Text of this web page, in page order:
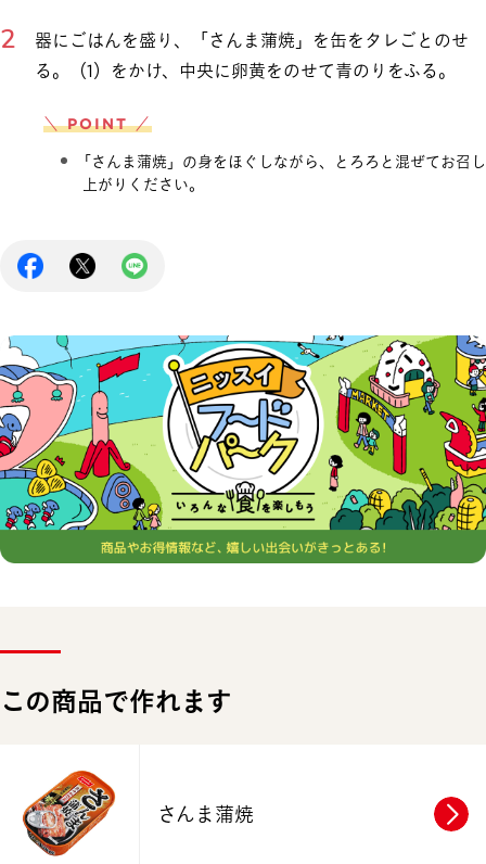
器にごはんを盛り、「さんま蒲焼」を缶をタレごとのせ
る。（1）をかけ、中央に卵黄をのせて青のりをふる。
＼ POINT ／
「さんま蒲焼」の身をほぐしながら、とろろと混ぜてお召し
上がりください。
この商品で作れます
さんま蒲焼